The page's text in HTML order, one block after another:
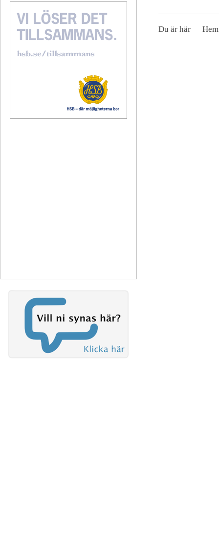
Du är här Hem